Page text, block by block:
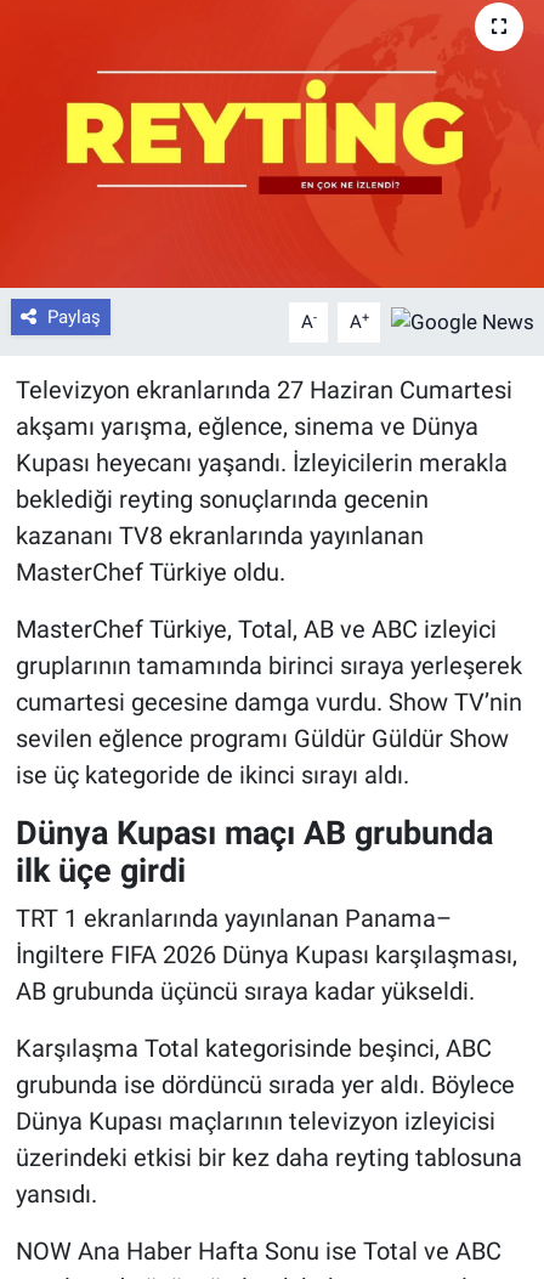
Paylaş A- A+
Televizyon ekranlarında 27 Haziran Cumartesi
akşamı yarışma, eğlence, sinema ve Dünya
Kupası heyecanı yaşandı. İzleyicilerin merakla
beklediği reyting sonuçlarında gecenin
kazananı TV8 ekranlarında yayınlanan
MasterChef Türkiye oldu.
MasterChef Türkiye, Total, AB ve ABC izleyici
gruplarının tamamında birinci sıraya yerleşerek
cumartesi gecesine damga vurdu. Show TV’nin
sevilen eğlence programı Güldür Güldür Show
ise üç kategoride de ikinci sırayı aldı.
Dünya Kupası maçı AB grubunda
ilk üçe girdi
TRT 1 ekranlarında yayınlanan Panama–
İngiltere FIFA 2026 Dünya Kupası karşılaşması,
AB grubunda üçüncü sıraya kadar yükseldi.
Karşılaşma Total kategorisinde beşinci, ABC
grubunda ise dördüncü sırada yer aldı. Böylece
Dünya Kupası maçlarının televizyon izleyicisi
üzerindeki etkisi bir kez daha reyting tablosuna
yansıdı.
NOW Ana Haber Hafta Sonu ise Total ve ABC